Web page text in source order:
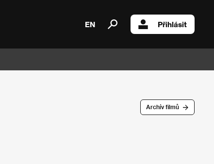
EN Přihlásit
Archív filmů